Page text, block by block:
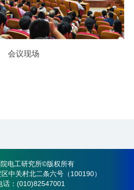
会议现场
电工研究所©版权所有
中关村北二条六号（100190）
话：(010)82547001